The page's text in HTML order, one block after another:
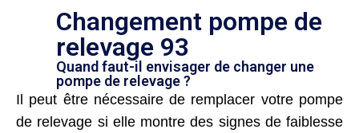
Changement pompe de
relevage 93
Quand faut-il envisager de changer une
pompe de relevage ?
Il peut être nécessaire de remplacer votre pompe
de relevage si elle montre des signes de faiblesse